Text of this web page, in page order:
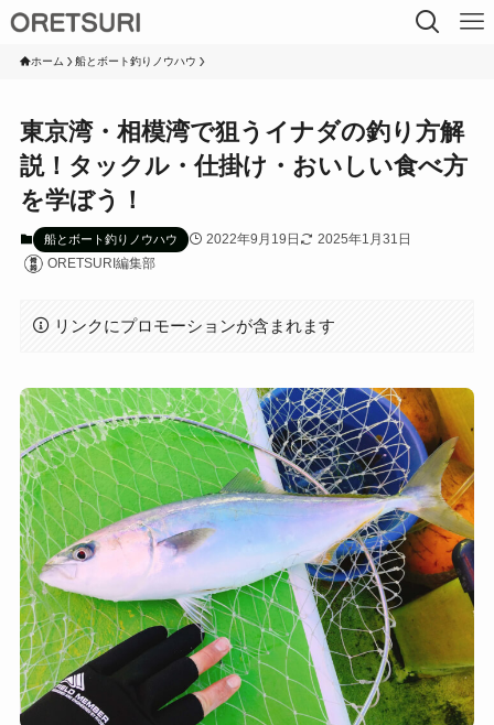
ホーム 船とボート釣りノウハウ
東京湾・相模湾で狙うイナダの釣り方解
説！タックル・仕掛け・おいしい食べ方
を学ぼう！
船とボート釣りノウハウ 2022年9月19日
2025年1月31日
ORETSURI編集部
リンクにプロモーションが含まれます